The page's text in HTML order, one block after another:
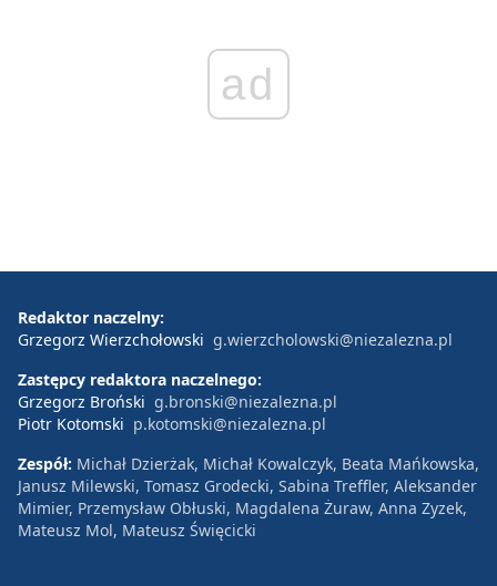
ad
Redaktor naczelny:
Grzegorz Wierzchołowski g.wierzcholowski@niezalezna.pl
Zastępcy redaktora naczelnego:
Grzegorz Broński g.bronski@niezalezna.pl
Piotr Kotomski p.kotomski@niezalezna.pl
Zespół: Michał Dzierżak, Michał Kowalczyk, Beata Mańkowska,
Janusz Milewski, Tomasz Grodecki, Sabina Treffler, Aleksander
Mimier, Przemysław Obłuski, Magdalena Żuraw, Anna Zyzek,
Mateusz Mol, Mateusz Święcicki